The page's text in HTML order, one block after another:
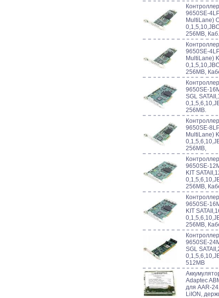
9650SE-
MultiLane)
256MB,
9650SE-
MultiLane)
256MB,
9650SE-
SGL
256MB.
9650SE-
MultiLane)
256MB,
9650SE-
KIT
256MB,
9650SE-
KIT
256MB,
9650SE-
SGL
512MB
Adaptec
для AAR-
LiION,